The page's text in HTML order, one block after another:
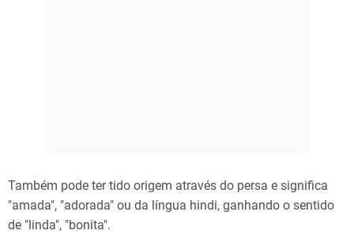
Também pode ter tido origem através do persa e significa
"amada", "adorada" ou da língua hindi, ganhando o sentido
de "linda", "bonita".